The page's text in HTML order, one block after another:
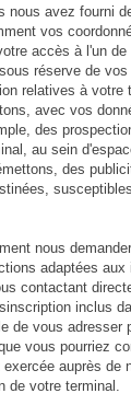
nous avez fourni
vos
accès à l'un
réserve de
relatives à votre
avec vos
des
au sein
des
nous
adaptées
contactant
inclus
de vous adresser
vous pourriez
auprès de
de votre terminal.